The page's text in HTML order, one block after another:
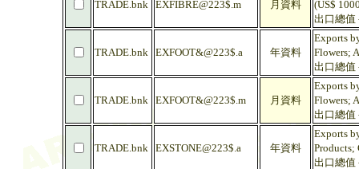
TRADE.bnk EXFIBRE@223$.m 月資料
(US$
出口總值
TRADE.bnk EXFOOT&@223$.a 年資料
Exports
Flowers;
出口總值
TRADE.bnk EXFOOT&@223$.m 月資料
Exports
Flowers;
出口總值
TRADE.bnk EXSTONE@223$.a 年資料
Exports
Products;
出口總值